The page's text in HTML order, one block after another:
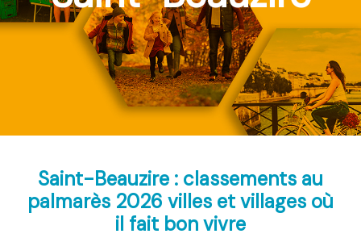
Saint-Beauzire : classements au
palmarès 2026 villes et villages où
il fait bon vivre